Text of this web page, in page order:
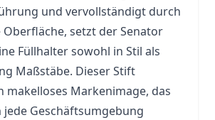
und vervollständigt durch
Oberfläche, setzt der Senator
Füllhalter sowohl in Stil als
Maßstäbe. Dieser Stift
makelloses Markenimage, das
Geschäftsumgebung